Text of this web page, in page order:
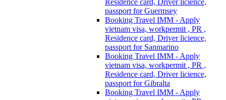
Residence card, Driver licience,
passport for Guermsey
Booking Travel IMM - Apply
vietnam visa, workpermit , PR ,
Residence card, Driver licience,
passport for Sanmarino
Booking Travel IMM - Apply
vietnam visa, workpermit , PR ,
Residence card, Driver licience,
passport for Gibralta
Booking Travel IMM - Apply